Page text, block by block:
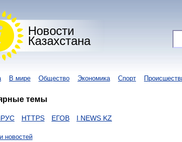
Новости
Казахстана
В мире Общество Экономика Спорт
темы
HTTPS ЕГОВ I NEWS KZ
новостей